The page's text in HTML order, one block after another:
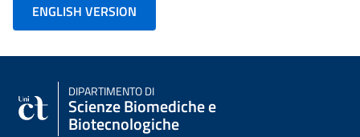
ENGLISH VERSION
DIPARTIMENTO DI
Scienze Biomediche e
Biotecnologiche